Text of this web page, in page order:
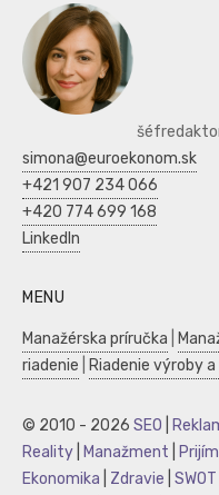
simona@euroekonom.sk
+421 907 234 066
+420 774 699 168
LinkedIn
MENU
Manažérska príručka
riadenie
Riadenie výroby
© 2010 - 2026 SEO
Reality
Manažment
Ekonomika
Zdravie SWOT